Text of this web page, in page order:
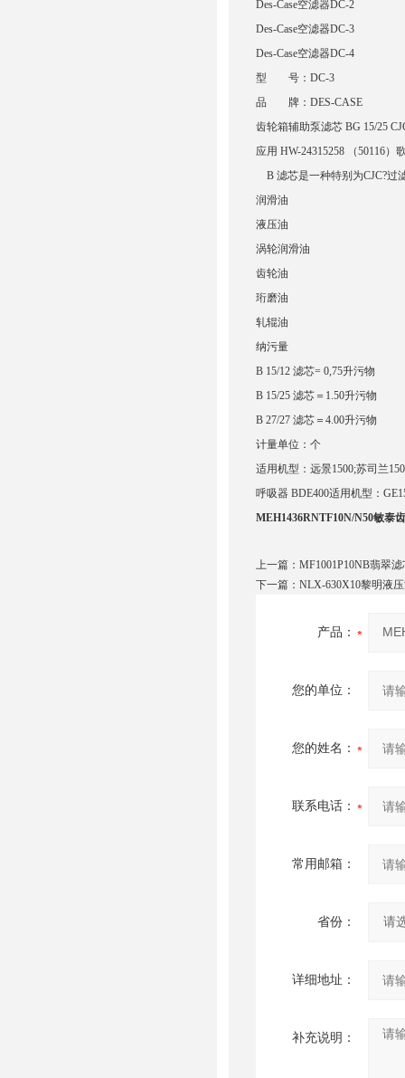
Des-Case空滤器DC-2
Des-Case空滤器DC-3
Des-Case空滤器DC-4
型 号：DC-3
品 牌：DES-CASE
齿轮箱辅助泵滤芯 BG 15/25
应用 HW-24315258 （50116）
B 滤芯是一种特别为CJC?过
润滑油
液压油
涡轮润滑油
齿轮油
珩磨油
轧辊油
纳污量
B 15/12 滤芯= 0,75升污物
B 15/25 滤芯＝1.50升污
B 27/27 滤芯＝4.00升污物
计量单位：个
适用机型：远景1500;苏司兰
呼吸器 BDE400适用机型：
MEH1436RNTF10N/N50敏泰
上一篇： MF1001P10NB翡翠滤
下一篇： NLX-630X10黎明液
产品：
您的单位：
您的姓名：
联系电话：
常用邮箱：
省份：
详细地址：
补充说明：